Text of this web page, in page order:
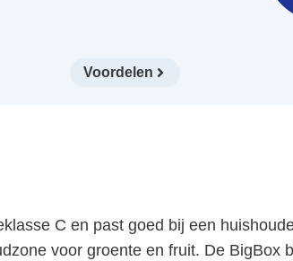
Voordelen
C en past goed bij een
voor groente en fruit. De BigBox